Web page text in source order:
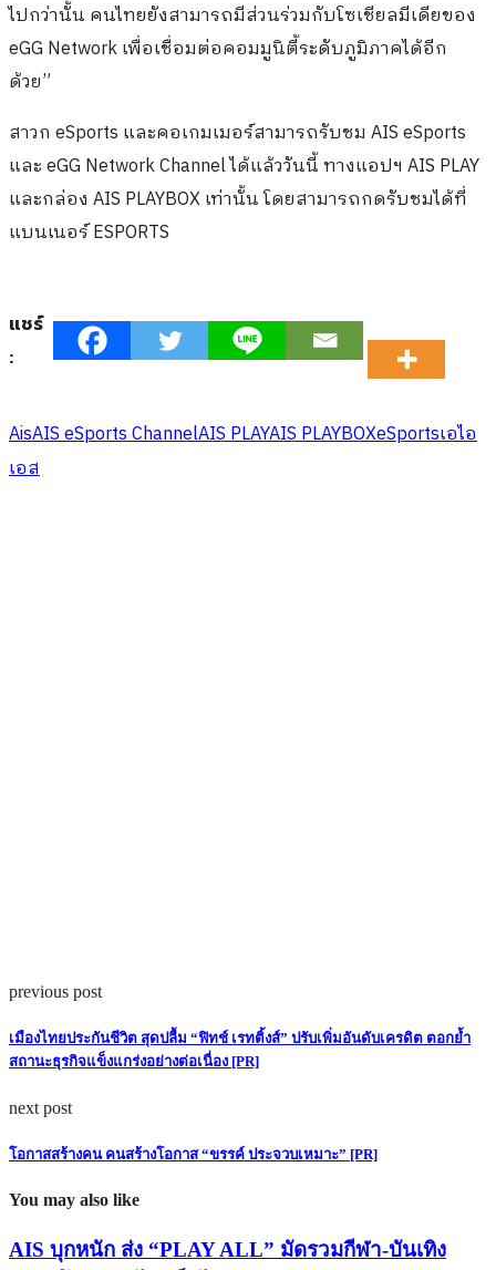
ไปกว่านั้น คนไทยยังสามารถมีส่วนร่วมกับโซเชียลมีเดียของ
eGG Network เพื่อเชื่อมต่อคอมมูนิตี้ระดับภูมิภาคได้อีก
ด้วย”
สาวก eSports และคอเกมเมอร์สามารถรับชม AIS eSports
และ eGG Network Channel ได้แล้ววันนี้ ทางแอปฯ AIS PLAY
และกล่อง AIS PLAYBOX เท่านั้น โดยสามารถกดรับชมได้ที่
แบนเนอร์ ESPORTS
แชร์
:
AisAIS eSports ChannelAIS PLAYAIS PLAYBOXeSportsเอไอ
เอส
previous post
เมืองไทยประกันชีวิต สุดปลื้ม “ฟิทช์ เรทติ้งส์” ปรับเพิ่มอันดับเครดิต ตอกย้ำ
สถานะธุรกิจแข็งแกร่งอย่างต่อเนื่อง [PR]
next post
โอกาสสร้างคน คนสร้างโอกาส “ขรรค์ ประจวบเหมาะ” [PR]
You may also like
AIS บุกหนัก ส่ง “PLAY ALL” มัดรวมกีฬา-บันเทิง